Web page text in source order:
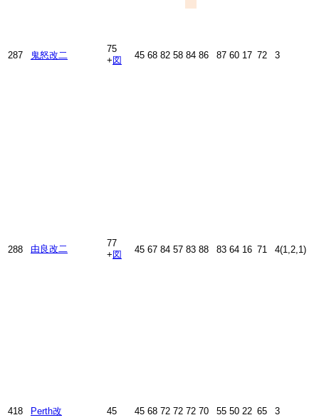
287 鬼怒改二
75
+ 図 45 68 82 58 84 86 87 60 17 72 3
288 由良改二
77
+ 図 45 67 84 57 83 88 83 64 16 71 4(1,2,1)
418 Perth改 45 45 68 72 72 72 70 55 50 22 65 3